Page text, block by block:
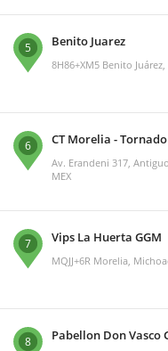
5 Benito Juarez
8H86+XM5 Benito
6 CT Morelia - Tornado
Av. Erandeni 317,
MEX
7 Vips La Huerta GGM
MQJJ+6R Morelia,
8 Pabellon Don Vasco